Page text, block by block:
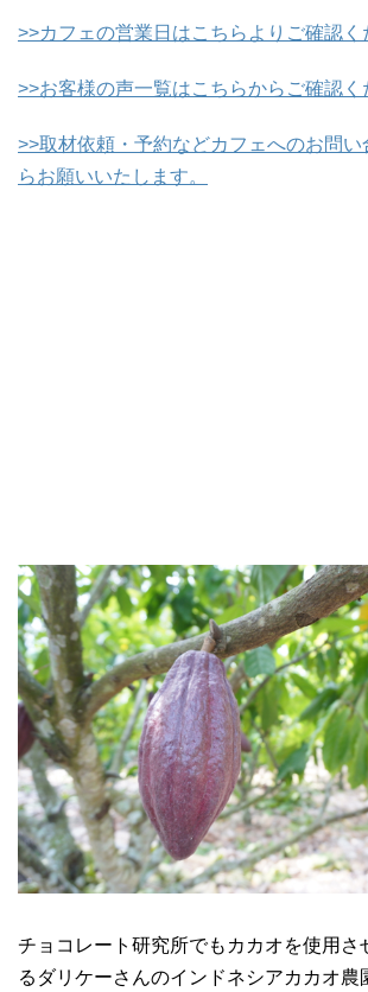
>>カフェの営業日はこちらよりご確認く
>>お客様の声一覧はこちらからご確認く
>>取材依頼・予約などカフェへのお問
らお願いいたします。
チョコレート研究所でもカカオを使用さ
るダリケーさんのインドネシアカカオ農